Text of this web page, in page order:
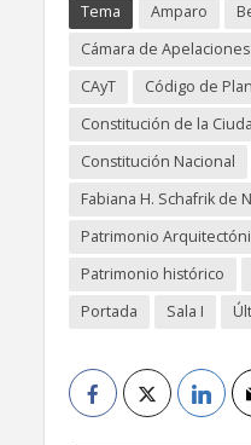
Tema Amparo
Cámara de Apelaciones
CAyT
Código de
Constitución de la
Constitución Nacional
Fabiana H. Schafrik de
Patrimonio
Patrimonio histórico
Portada
Sala I